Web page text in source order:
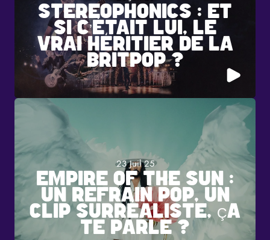
STEREOPHONICS : ET
SI C’ÉTAIT LUI, LE
VRAI HÉRITIER DE LA
BRITPOP ?
23 Juil 25
EMPIRE OF THE SUN :
UN REFRAIN POP, UN
CLIP SURRÉALISTE, ÇA
TE PARLE ?